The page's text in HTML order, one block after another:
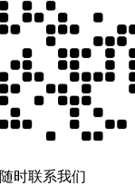
时联系我们